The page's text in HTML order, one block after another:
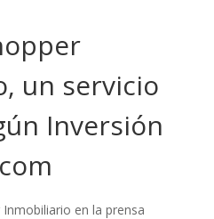
un servicio
Inversión
en la prensa